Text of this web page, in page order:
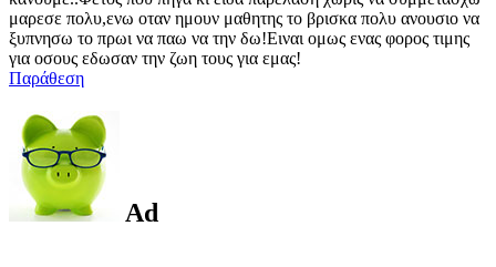
μαρεσε πολυ,ενω οταν ημουν μαθητης το βρισκα πολυ ανουσιο να
ξυπνησω το πρωι να παω να την δω!Ειναι ομως ενας φορος τιμης
για οσους εδωσαν την ζωη τους για εμας!
Παράθεση
Ad